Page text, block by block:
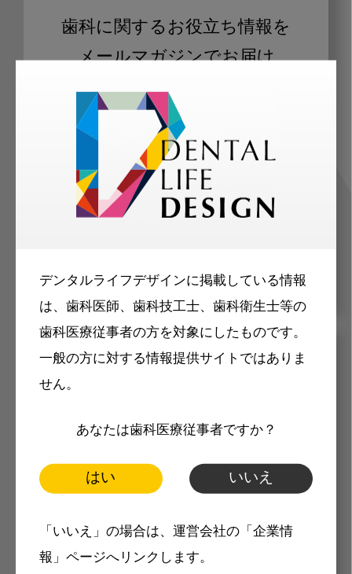
デンタルライフデザインに掲載している情報
は、歯科医師、歯科技工士、歯科衛生士等の
歯科医療従事者の方を対象にしたものです。
一般の方に対する情報提供サイトではありま
せん。
あなたは歯科医療従事者ですか？
はい いいえ
「いいえ」の場合は、運営会社の「企業情
報」ページへリンクします。
歯科に関するお役立ち情報を
メールマガジンでお届け
ご登録いただいた職種（歯科医師、歯
科衛生士、歯科技工士）に合わせた内
容のメールマガジンをお届けします。
メリット
製品価格も閲覧可能